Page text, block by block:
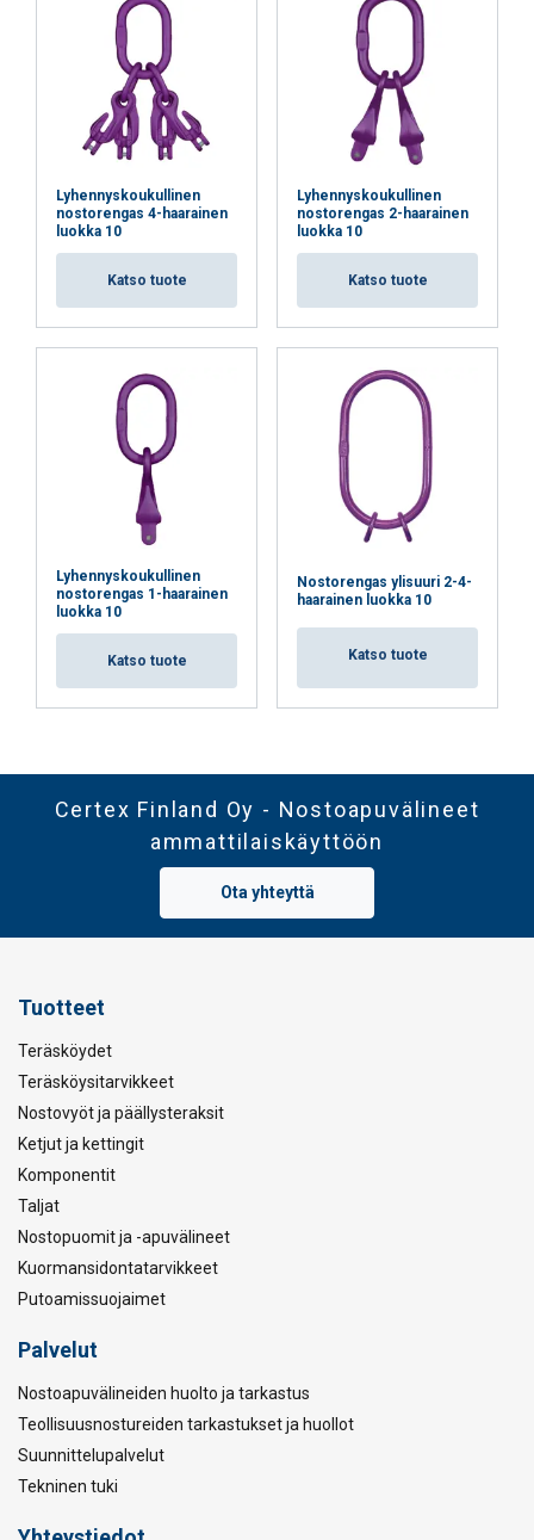
Lyhennyskoukullinen
nostorengas 4-haarainen
luokka 10
Katso tuote
Lyhennyskoukullinen
nostorengas 2-haarainen
luokka 10
Katso tuote
Lyhennyskoukullinen
nostorengas 1-haarainen
luokka 10
Katso tuote
Nostorengas ylisuuri 2-4-
haarainen luokka 10
Katso tuote
Certex Finland Oy - Nostoapuvälineet
ammattilaiskäyttöön
Ota yhteyttä
Tuotteet
Teräsköydet
Teräsköysitarvikkeet
Nostovyöt ja päällysteraksit
Ketjut ja kettingit
Komponentit
Taljat
Nostopuomit ja -apuvälineet
Kuormansidontatarvikkeet
Putoamissuojaimet
Palvelut
Nostoapuvälineiden huolto ja tarkastus
Teollisuusnostureiden tarkastukset ja huollot
Suunnittelupalvelut
Tekninen tuki